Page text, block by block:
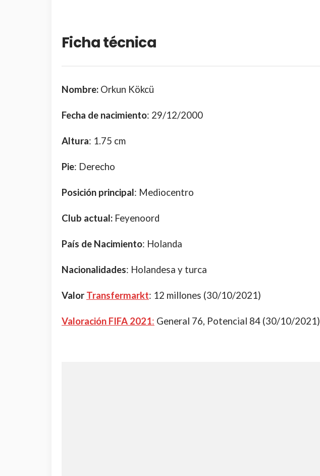
Ficha técnica
Nombre: Orkun Kökcü
Fecha de nacimiento: 29/12/2000
Altura: 1.75 cm
Pie: Derecho
Posición principal: Mediocentro
Club actual: Feyenoord
País de Nacimiento: Holanda
Nacionalidades: Holandesa y turca
Valor Transfermarkt: 12 millones (30/10/2021)
Valoración FIFA 2021: General 76, Potencial 84 (30/10/2021)